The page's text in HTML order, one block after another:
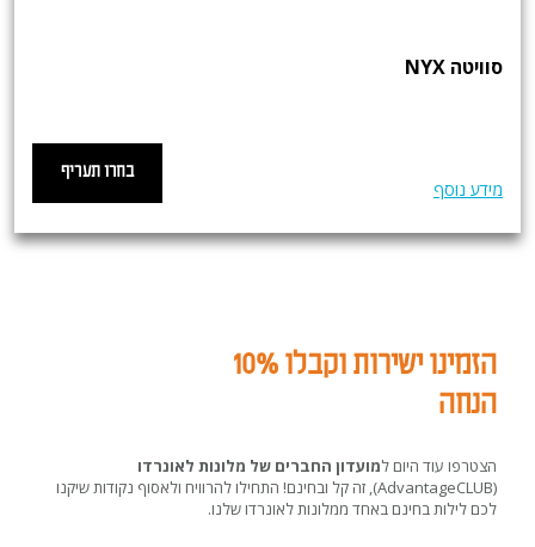
סוויטה NYX
מידע נוסף
בחרו תעריף
הזמינו ישירות וקבלו 10%
הנחה
הצטרפו עוד היום למועדון החברים של מלונות לאונרדו
(AdvantageCLUB), זה קל ובחינם! התחילו להרוויח ולאסוף נקודות שיקנו
לכם לילות בחינם באחד ממלונות לאונרדו שלנו.